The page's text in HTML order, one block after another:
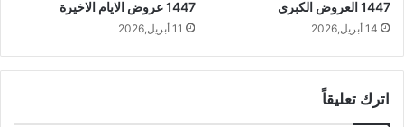
1447 العروض الكبرى
14 أبريل,2026
1447 عروض الايام الاخيرة
11 أبريل,2026
اترك تعليقاً